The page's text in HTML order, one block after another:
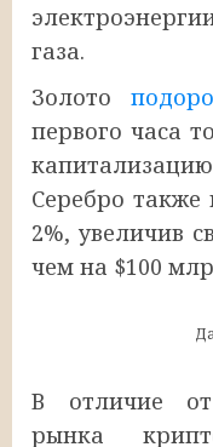
газа.
Золото
первого часа
Серебро
2%, увеличив
чем на $100
В отличие
рынка